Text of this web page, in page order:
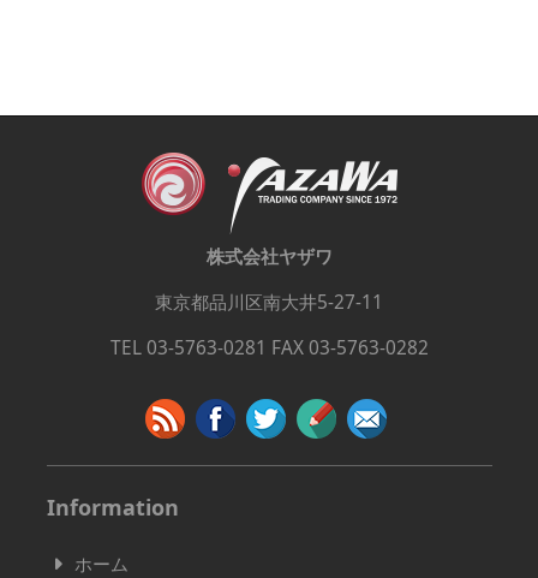
株式会社ヤザワ
東京都品川区南大井5-27-11
TEL 03-5763-0281 FAX 03-5763-0282
Information
ホーム